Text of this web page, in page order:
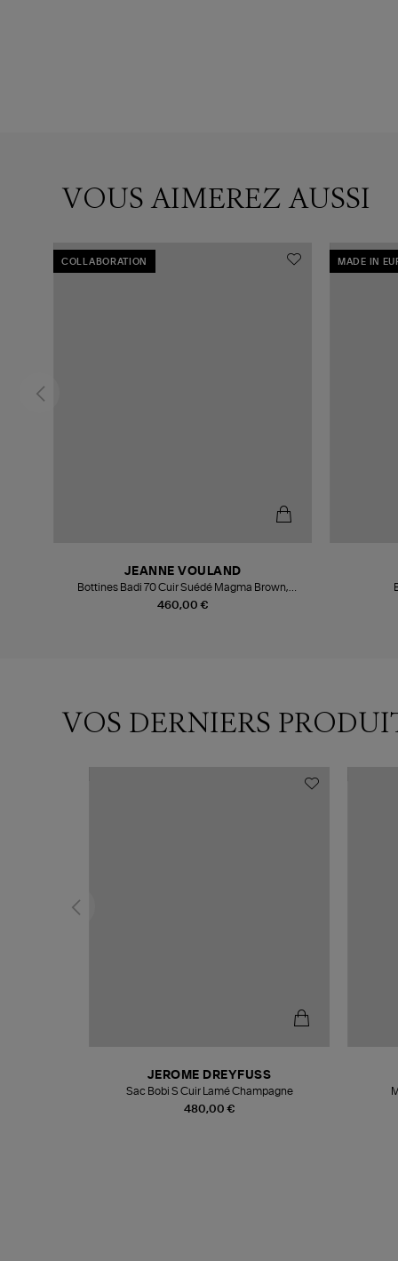
VOUS AIMEREZ AUSSI
COLLABORATION
460,00 €
JEANNE VOULAND
Bottines Badi 70 Cuir Suédé Magma Brown,
Collaboration JV x Véronika Loubry
MADE IN
VOS DERNIERS
480,00 €
JEROME DREYFUSS
Sac Bobi S Cuir Lamé Champagne